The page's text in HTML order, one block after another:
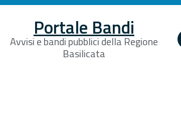
Portale Bandi
Avvisi e bandi pubblici della Regione
Basilicata